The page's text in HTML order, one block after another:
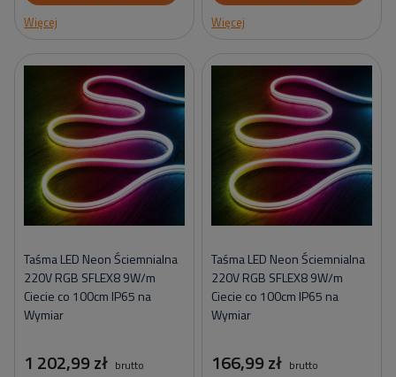
Więcej
Więcej
Taśma LED Neon Ściemnialna
220V RGB SFLEX8 9W/m
Ciecie co 100cm IP65 na
Wymiar
1 202,99 zł brutto
Taśma LED Neon Ściemnialna
220V RGB SFLEX8 9W/m
Ciecie co 100cm IP65 na
Wymiar
166,99 zł brutto